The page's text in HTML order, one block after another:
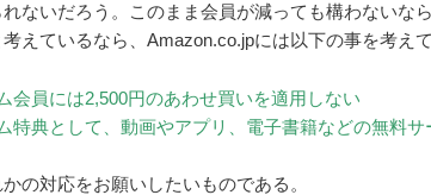
ないだろう。このまま会員が減っても構わないな
えているなら、Amazon.co.jpには以下の事を考え
会員には2,500円のあわせ買いを適用しない
特典として、動画やアプリ、電子書籍などの無料サ
かの対応をお願いしたいものである。